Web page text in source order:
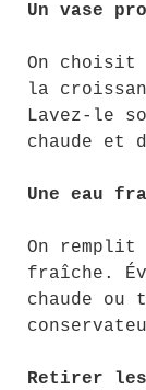
Un vase
On choisit
la
Lavez-le
chaude et
Une eau
On remplit
fraîche.
chaude
Retirer